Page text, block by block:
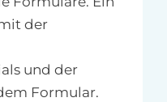
der
und der
Formular.